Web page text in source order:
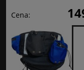
Cena: